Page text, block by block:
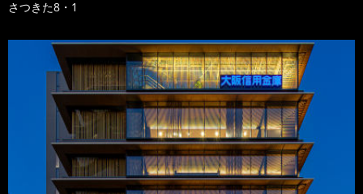
さつきた8・1